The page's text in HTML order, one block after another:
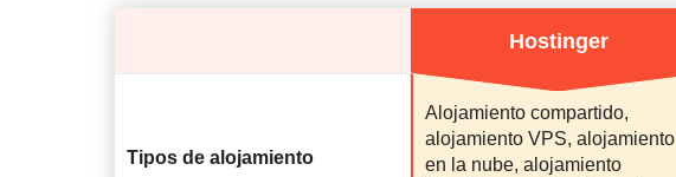
Hostinger
Tipos de alojamiento
Alojamiento compartido,
alojamiento VPS, alojamiento
en la nube, alojamiento